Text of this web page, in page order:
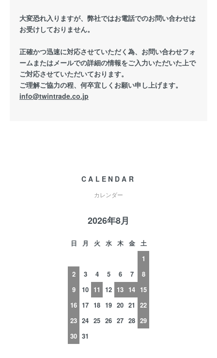
大変恐れ入りますが、弊社ではお電話でのお問い合わせは
お受けしておりません。
正確かつ迅速に対応させていただく為、お問い合わせフォ
ームまたはメールでの詳細の情報をご入力いただいた上で
ご対応させていただいております。
ご理解ご協力の程、何卒宜しくお願い申し上げます。
info@twintrade.co.jp
CALENDAR
カレンダー
2026年8月
日 月 火 水 木 金
土
1
2
3 4 5 6 7
8
9
10 11 12 13 14 15
16 17 18 19 20 21
22
23 24 25 26 27 28 29
30 31